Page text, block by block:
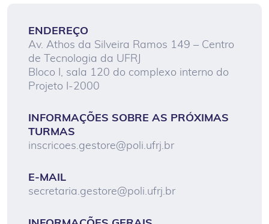
ENDEREÇO
Av. Athos da Silveira Ramos 149 – Centro
de Tecnologia da UFRJ
Bloco I, sala 120 do complexo interno do
Projeto I-2000
INFORMAÇÕES SOBRE AS PRÓXIMAS
TURMAS
inscricoes.gestore@poli.ufrj.br
E-MAIL
secretaria.gestore@poli.ufrj.br